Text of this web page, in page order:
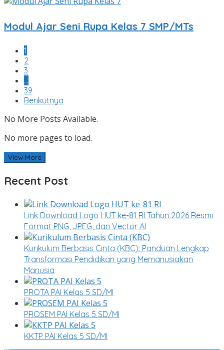
Modul Ajar Seni Rupa Kelas 7 SMP/MTs
1
2
3
…
39
Berikutnya
No More Posts Available.
No more pages to load.
View More
Recent Post
Link Download Logo HUT ke-81 RI Tahun 2026 Resmi
Format PNG, JPEG, dan Vector AI
Kurikulum Berbasis Cinta (KBC): Panduan Lengkap
Transformasi Pendidikan yang Memanusiakan
Manusia
PROTA PAI Kelas 5 SD/MI
PROSEM PAI Kelas 5 SD/MI
KKTP PAI Kelas 5 SD/MI